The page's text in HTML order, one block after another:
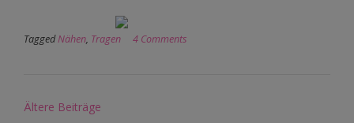
TaggedNähen, Tragen 4 Comments
Beitragsnavigation
Ältere Beiträge